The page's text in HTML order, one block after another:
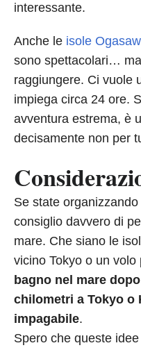
interessante.
Anche le isole
sono spettacolari…
raggiungere. Ci vuole
impiega circa 24 ore.
avventura estrema, è
decisamente non per
Se state
consiglio davvero di
mare. Che siano le
vicino Tokyo o un
bagno nel mare
chilometri a Tokyo o
impagabile.
Spero che queste